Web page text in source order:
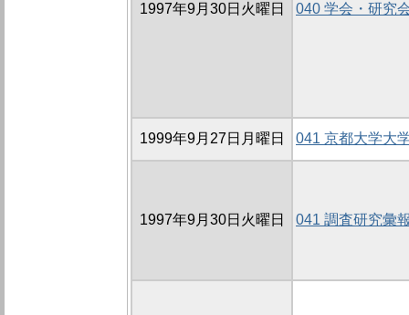
1997年9月30日火曜日 040 学会・研究
1999年9月27日月曜日 041 京都大学大
1997年9月30日火曜日 041 調査研究彙